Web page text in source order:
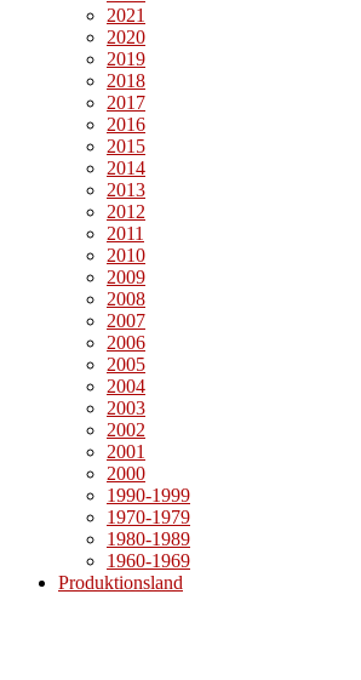
2021
2020
2019
2018
2017
2016
2015
2014
2013
2012
2011
2010
2009
2008
2007
2006
2005
2004
2003
2002
2001
2000
1990-1999
1970-1979
1980-1989
1960-1969
Produktionsland